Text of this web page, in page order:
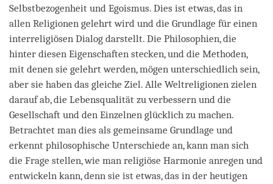
Selbstbezogenheit und Egoismus. Dies ist etwas, das in
allen Religionen gelehrt wird und die Grundlage für einen
interreligiösen Dialog darstellt. Die Philosophien, die
hinter diesen Eigenschaften stecken, und die Methoden,
mit denen sie gelehrt werden, mögen unterschiedlich sein,
aber sie haben das gleiche Ziel. Alle Weltreligionen zielen
darauf ab, die Lebensqualität zu verbessern und die
Gesellschaft und den Einzelnen glücklich zu machen.
Betrachtet man dies als gemeinsame Grundlage und
erkennt philosophische Unterschiede an, kann man sich
die Frage stellen, wie man religiöse Harmonie anregen und
entwickeln kann, denn sie ist etwas, das in der heutigen